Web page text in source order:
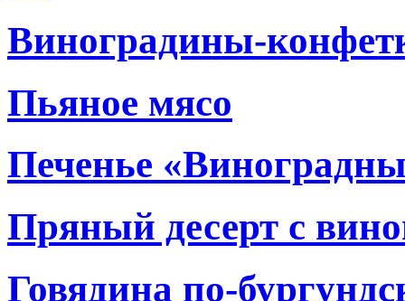
Виноградины-
Пьяное мясо
Печенье
Пряный десерт с
Говядина по-